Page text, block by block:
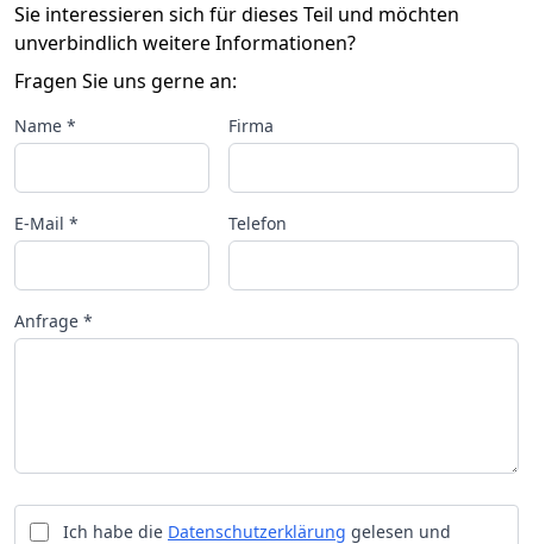
Sie interessieren sich für dieses Teil und möchten
unverbindlich weitere Informationen?
Fragen Sie uns gerne an:
Name * Firma
E-Mail * Telefon
Anfrage *
Ich habe die Datenschutzerklärung gelesen und